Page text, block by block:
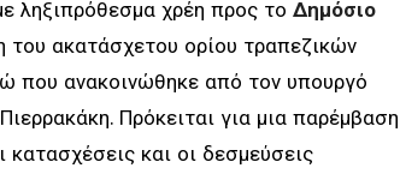
ληξιπρόθεσμα χρέη προς το Δημόσιο
του ακατάσχετου ορίου τραπεζικών
που ανακοινώθηκε από τον υπουργό
Πρόκειται για μια παρέμβαση
και οι δεσμεύσεις